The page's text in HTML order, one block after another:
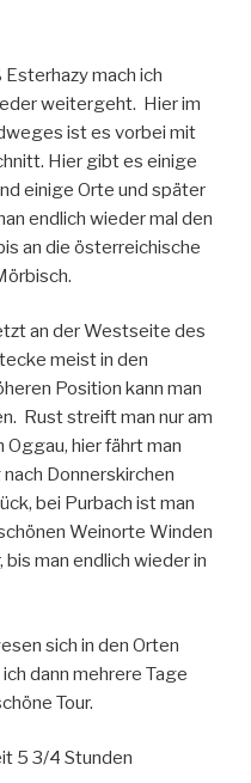
mach ich
weitergeht. Hier im
ist es vorbei mit
Hier gibt es einige
einige Orte und später
endlich wieder mal den
an die österreichische
an der Westseite des
meist in den
Position kann man
Rust streift man nur am
hier fährt man
Donnerskirchen
bei Purbach ist man
Weinorte Winden
man endlich wieder in
sich in den Orten
dann mehrere Tage
Tour.
5 3/4 Stunden